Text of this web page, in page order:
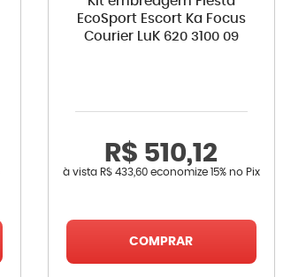
EcoSport Escort Ka Focus
Courier LuK 620 3100 09
R$ 510,12
à vista R$ 433,60economize 15% no Pix
COMPRAR